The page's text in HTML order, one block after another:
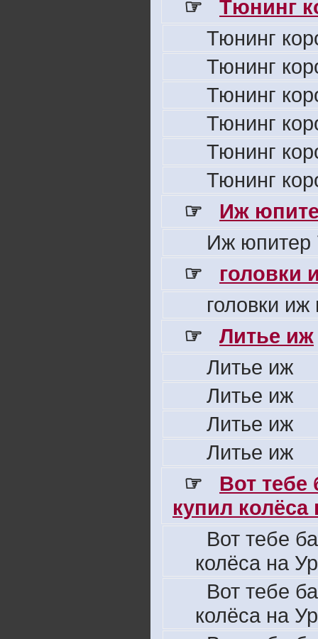
☞
Тюнинг
Тюнинг
Тюнинг
Тюнинг
Тюнинг
Тюнинг
Тюнинг
☞
Иж
Иж юпитер
☞
головки
головки
☞
Литье иж
Литье иж
Литье иж
Литье иж
Литье иж
☞
Вот
купил колёса
Вот тебе
колёса на
Вот тебе
колёса на